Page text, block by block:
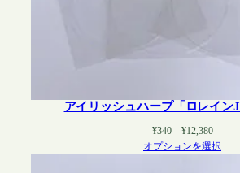
アイリッシュハープ「ロレイ
¥340 – ¥12,380価
格
オプションを選択